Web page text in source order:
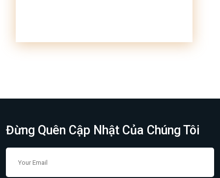
Đừng Quên Cập Nhật Của Chúng Tôi